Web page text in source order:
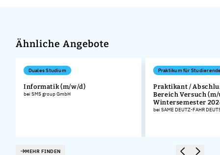
Ähnliche Angebote
Duales Studium
Informatik (m/w/d)
bei SMS group GmbH
Praktikum für
Praktikant /
Bereich Versuch
Wintersemester
bei SAME DEUTZ-FAHR
MEHR FINDEN